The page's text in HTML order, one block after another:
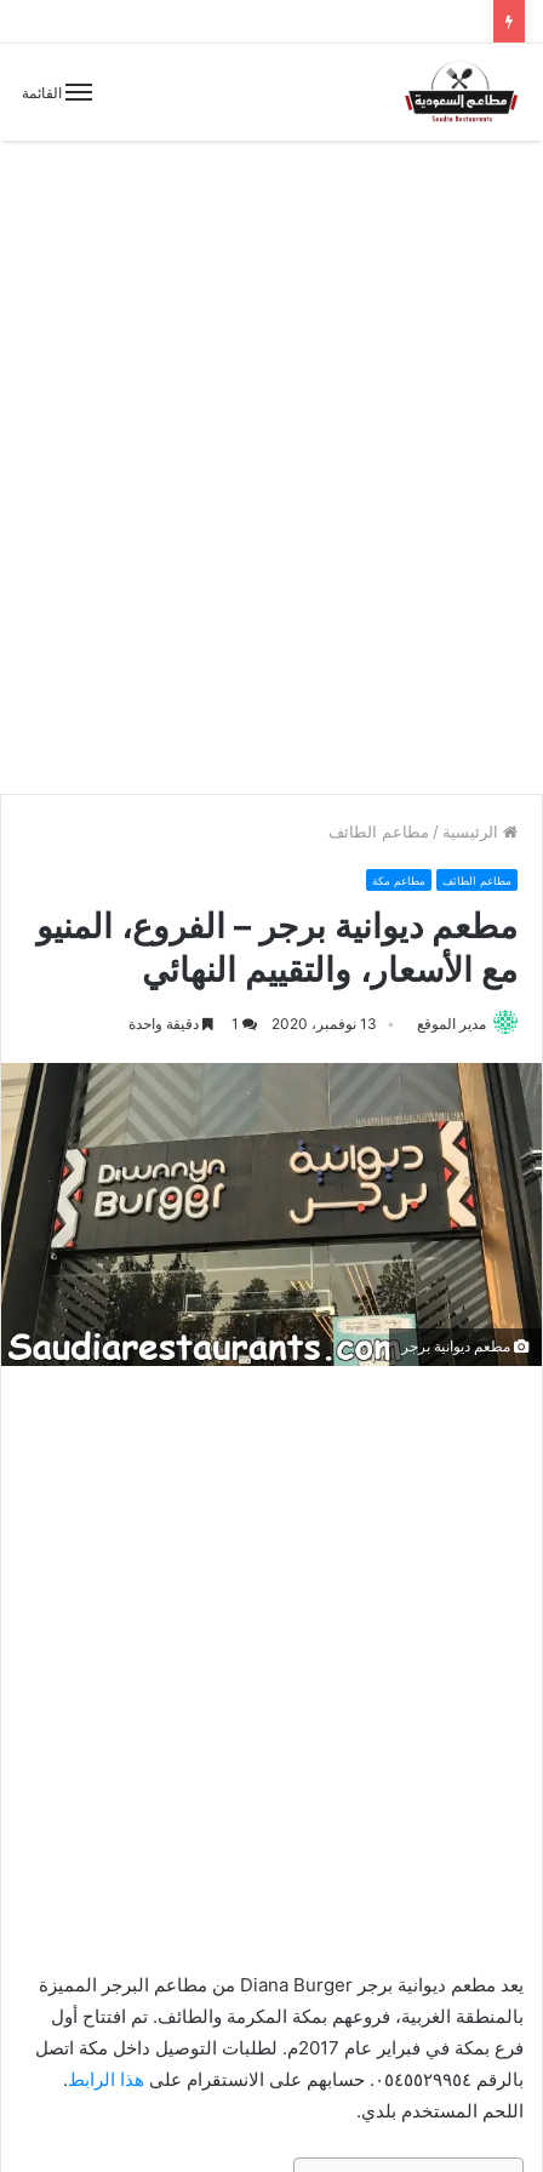
القائمة
الرئيسية / مطاعم الطائف
مطاعم الطائف مطاعم مكة
مطعم ديوانية برجر – الفروع، المنيو
مع الأسعار، والتقييم النهائي
مدير الموقع 13 نوفمبر، 2020 دقيقة واحدة
مطعم ديوانية برجر
يعد مطعم ديوانية برجر Diana Burger من مطاعم البرجر المميزة
بالمنطقة الغربية، فروعهم بمكة المكرمة والطائف. تم افتتاح أول
فرع بمكة في فبراير عام 2017م. لطلبات التوصيل داخل مكة اتصل
بالرقم ٠٥٤٥٥٢٩٩٥٤. حسابهم على الانستقرام على
هذا الرابط.
اللحم المستخدم بلدي.